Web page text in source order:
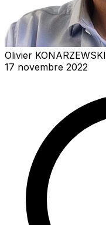
Olivier KONARZEWSKI
17 novembre 2022